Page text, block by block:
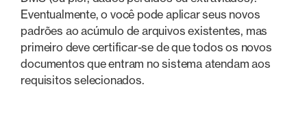
Eventualmente, o você pode aplicar seus novos
padrões ao acúmulo de arquivos existentes, mas
primeiro deve certificar-se de que todos os novos
documentos que entram no sistema atendam aos
requisitos selecionados.